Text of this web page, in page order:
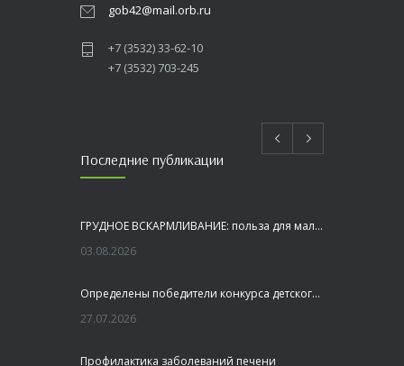
gob42@mail.orb.ru
+7 (3532) 33-62-10
+7 (3532) 703-245
Последние публикации
ГРУДНОЕ ВСКАРМЛИВАНИЕ: польза для малыша и мамы
03.08.2026
Определены победители конкурса детского рисунка «Я шагаю по Оренбуржью»
27.07.2026
Профилактика заболеваний печени